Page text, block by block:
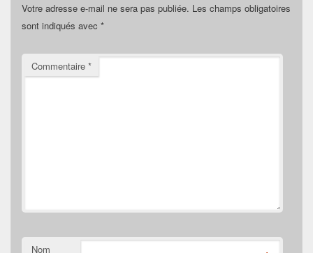
Votre adresse e-mail ne sera pas publiée. Les champs obligatoires
sont indiqués avec *
Commentaire *
Nom